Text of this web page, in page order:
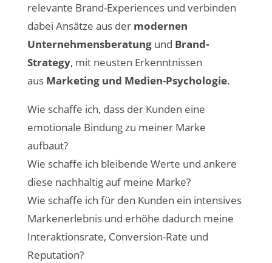
relevante Brand-Experiences und verbinden
dabei Ansätze aus der modernen
Unternehmensberatungund Brand-
Strategy, mit neusten Erkenntnissen
aus Marketing und Medien-Psychologie.
Wie schaffe ich, dass der Kunden eine
emotionale Bindung zu meiner Marke
aufbaut?
Wie schaffe ich bleibende Werte und ankere
diese nachhaltig auf meine Marke?
Wie schaffe ich für den Kunden ein intensives
Markenerlebnis und erhöhe dadurch meine
Interaktionsrate, Conversion-Rate und
Reputation?